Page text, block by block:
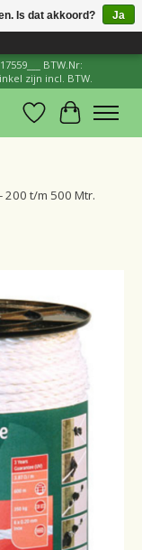
×
BTW.Nr:
zijn incl. BTW.
Verlanglijst
200 t/m 500 Mtr.
Is dat akkoord?
Ja